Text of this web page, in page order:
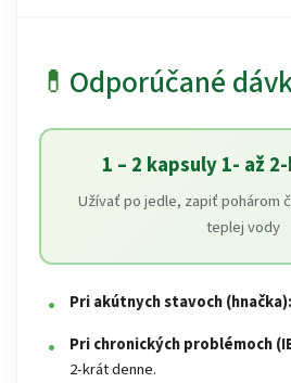
💊 Odporúčané
1 – 2 kapsuly 1- až
Užívať po jedle, zapiť pohárom
teplej vody
Pri akútnych stavoch (hnačka):
Pri chronických problémoch
2-krát denne.